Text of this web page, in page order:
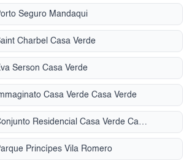
Seguro Mandaqui
Charbel Casa Verde
Serson Casa Verde
Casa Verde Casa Verde
Condomínio Conjunto Residencial Casa Verde Casa Verde
Princípes Vila Romero